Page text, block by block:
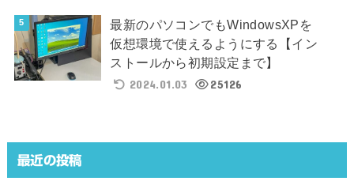
最新のパソコンでもWindowsXPを
仮想環境で使えるようにする【イン
ストールから初期設定まで】
2024.01.03
25126
最近の投稿